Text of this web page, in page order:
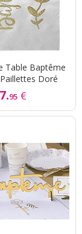
Table Baptême
Doré
7.95 €